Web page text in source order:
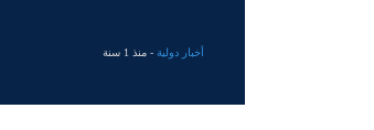
أخبار دولية- منذ 1 سنة